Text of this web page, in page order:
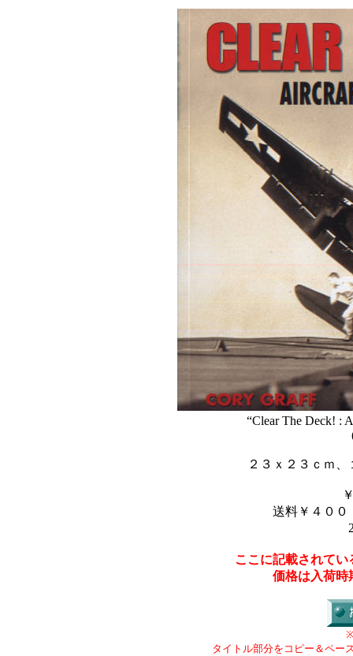
“Clear The Deck! :
２３ｘ２３ｃｍ
送料￥４００
ここに記載されて
価格は入荷時
タイトル部分をコピー＆ペー